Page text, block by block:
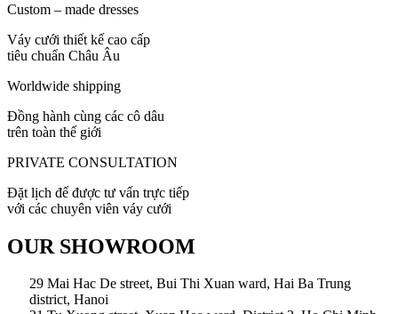
Custom – made dresses
Váy cưới thiết kế cao cấp
tiêu chuẩn Châu Âu
Worldwide shipping
Đồng hành cùng các cô dâu
trên toàn thế giới
PRIVATE CONSULTATION
Đặt lịch để được tư vấn trực tiếp
với các chuyên viên váy cưới
OUR SHOWROOM
29 Mai Hac De street, Bui Thi Xuan ward, Hai Ba Trung
district, Hanoi